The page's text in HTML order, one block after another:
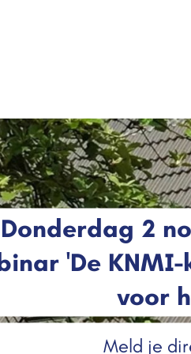
Donderdag 2
'De
voor
Meld je